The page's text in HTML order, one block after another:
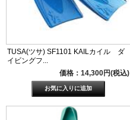
TUSA(ツサ) SF1101 KAILカイル ダ
イビングフ...
価格：14,300円(税込)